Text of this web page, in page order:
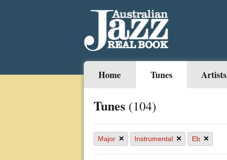
Home Tunes Artists
Tunes (104)
Major × Instrumental × Eb ×